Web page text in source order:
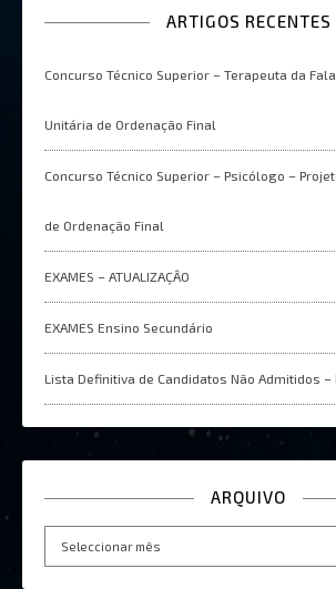
ARTIGOS RECENTES
Concurso Técnico Superior – Terapeuta da
Unitária de Ordenação Final
Concurso Técnico Superior – Psicólogo –
de Ordenação Final
EXAMES – ATUALIZAÇÂO
EXAMES Ensino Secundário
Lista Definitiva de Candidatos Não Admitidos –
ARQUIVO
Arquivo